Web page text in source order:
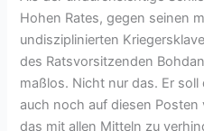
Hohen Rates, gegen seinen
undisziplinierten
des Ratsvorsitzenden
maßlos. Nicht nur das. Er
auch noch auf diesen
das mit allen Mitteln zu